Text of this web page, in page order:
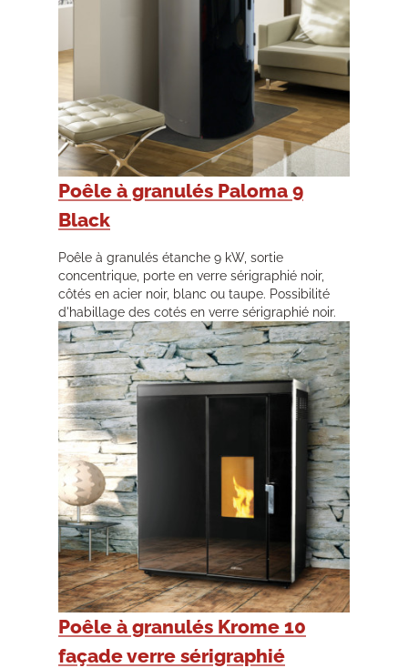
Poêle à granulés Paloma 9
Black
Poêle à granulés étanche 9 kW, sortie
concentrique, porte en verre sérigraphié noir,
côtés en acier noir, blanc ou taupe. Possibilité
d'habillage des cotés en verre sérigraphié noir.
Poêle à granulés Krome 10
façade verre sérigraphié